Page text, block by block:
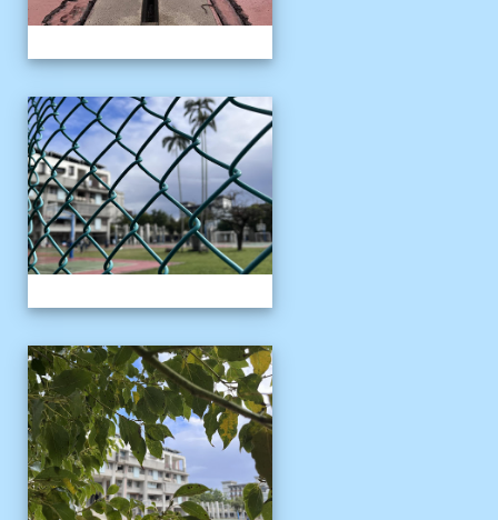
校園十年之美
校園十年之美